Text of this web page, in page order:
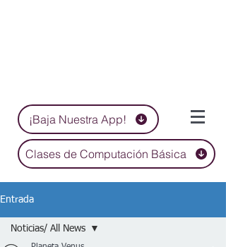
¡Baja Nuestra App!
Clases de Computación Básica
Entrada
Noticias/ All News